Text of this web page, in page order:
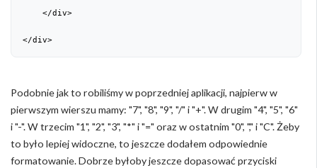
    </div>
</div>
Podobnie jak to robiliśmy w poprzedniej aplikacji, najpierw w
pierwszym wierszu mamy: "7", "8", "9", "/" i "+". W drugim "4", "5", "6"
i "-". W trzecim "1", "2", "3", "*" i "=" oraz w ostatnim "0", "," i "C". Żeby
to było lepiej widoczne, to jeszcze dodałem odpowiednie
formatowanie. Dobrze byłoby jeszcze dopasować przyciski